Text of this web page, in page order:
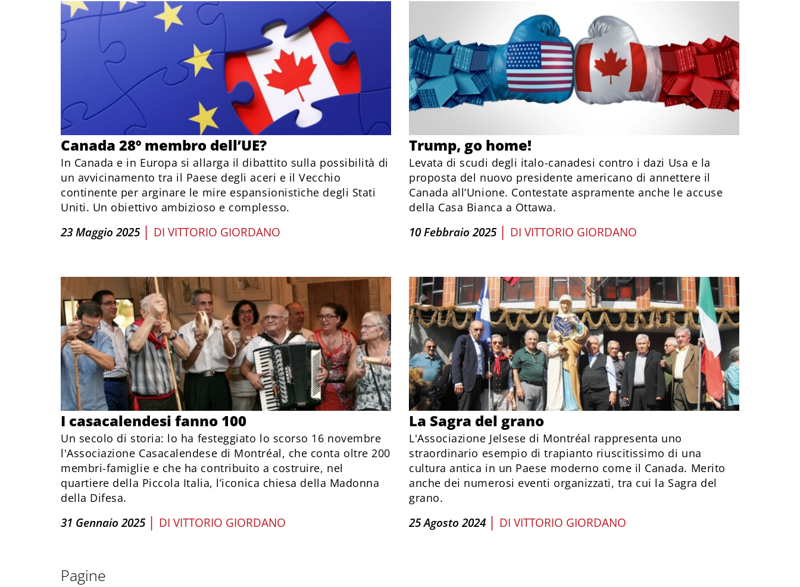
Canada 28º membro dell’UE?
In Canada e in Europa si allarga il dibattito sulla possibilità di
un avvicinamento tra il Paese degli aceri e il Vecchio
continente per arginare le mire espansionistiche degli Stati
Uniti. Un obiettivo ambizioso e complesso.
23 Maggio 2025 | DI VITTORIO GIORDANO
Trump, go home!
Levata di scudi degli italo-canadesi contro i dazi Usa e la
proposta del nuovo presidente americano di annettere il
Canada all’Unione. Contestate aspramente anche le accuse
della Casa Bianca a Ottawa.
10 Febbraio 2025 | DI VITTORIO GIORDANO
I casacalendesi fanno 100
Un secolo di storia: lo ha festeggiato lo scorso 16 novembre
l'Associazione Casacalendese di Montréal, che conta oltre 200
membri-famiglie e che ha contribuito a costruire, nel
quartiere della Piccola Italia, l’iconica chiesa della Madonna
della Difesa.
31 Gennaio 2025 | DI VITTORIO GIORDANO
La Sagra del grano
L'Associazione Jelsese di Montréal rappresenta uno
straordinario esempio di trapianto riuscitissimo di una
cultura antica in un Paese moderno come il Canada. Merito
anche dei numerosi eventi organizzati, tra cui la Sagra del
grano.
25 Agosto 2024 | DI VITTORIO GIORDANO
Pagine